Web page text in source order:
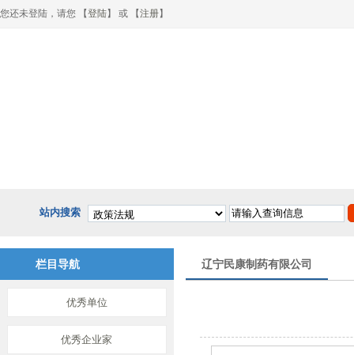
您还未登陆，请您 【登陆】 或 【注册】
站内搜索
栏目导航
优秀单位
优秀企业家
辽宁民康制药有限公司